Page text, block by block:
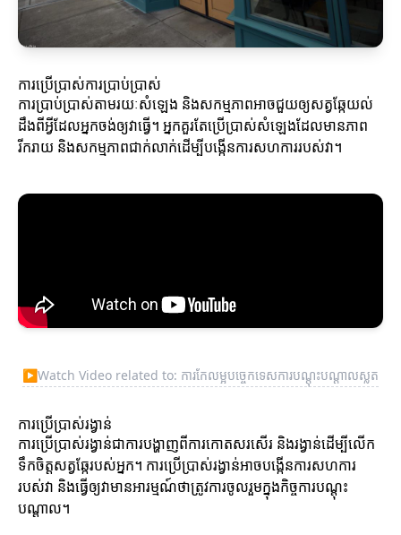
ការប្រើប្រាស់ការប្រាប់ប្រាស់
ការប្រាប់ប្រាស់តាមរយៈសំឡេង និងសកម្មភាពអាចជួយឲ្យសត្វឆ្កែយល់
ដឹងពីអ្វីដែលអ្នកចង់ឲ្យវាធ្វើ។ អ្នកគួរតែប្រើប្រាស់សំឡេងដែលមានភាព
រីករាយ និងសកម្មភាពជាក់លាក់ដើម្បីបង្កើនការសហការរបស់វា។
▶Watch Video related to: ការកែលម្អបច្ចេកទេសការបណ្តុះបណ្តាលស្លត
ការប្រើប្រាស់រង្វាន់
ការប្រើប្រាស់រង្វាន់ជាការបង្ហាញពីការកោតសរសើរ និងរង្វាន់ដើម្បីលើក
ទឹកចិត្តសត្វឆ្កែរបស់អ្នក។ ការប្រើប្រាស់រង្វាន់អាចបង្កើនការសហការ
របស់វា និងធ្វើឲ្យវាមានអារម្មណ៍ថាត្រូវការចូលរួមក្នុងកិច្ចការបណ្តុះ
បណ្តាល។